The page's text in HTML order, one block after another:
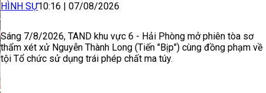
HÌNH SỰ10:16 07/08/2026
Sáng 7/8/2026, TAND khu vực 6 - Hải Phòng mở phiên tòa sơ
thẩm xét xử Nguyễn Thành Long (Tiến "Bịp") cùng đồng phạm về
tội Tổ chức sử dụng trái phép chất ma túy.